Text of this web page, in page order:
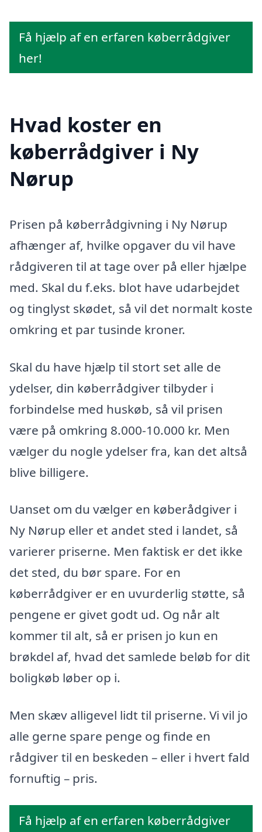
Få hjælp af en erfaren køberrådgiver
her!
Hvad koster en
køberrådgiver i Ny
Nørup
Prisen på køberrådgivning i Ny Nørup
afhænger af, hvilke opgaver du vil have
rådgiveren til at tage over på eller hjælpe
med. Skal du f.eks. blot have udarbejdet
og tinglyst skødet, så vil det normalt koste
omkring et par tusinde kroner.
Skal du have hjælp til stort set alle de
ydelser, din køberrådgiver tilbyder i
forbindelse med huskøb, så vil prisen
være på omkring 8.000-10.000 kr. Men
vælger du nogle ydelser fra, kan det altså
blive billigere.
Uanset om du vælger en køberådgiver i
Ny Nørup eller et andet sted i landet, så
varierer priserne. Men faktisk er det ikke
det sted, du bør spare. For en
køberrådgiver er en uvurderlig støtte, så
pengene er givet godt ud. Og når alt
kommer til alt, så er prisen jo kun en
brøkdel af, hvad det samlede beløb for dit
boligkøb løber op i.
Men skæv alligevel lidt til priserne. Vi vil jo
alle gerne spare penge og finde en
rådgiver til en beskeden – eller i hvert fald
fornuftig – pris.
Få hjælp af en erfaren køberrådgiver